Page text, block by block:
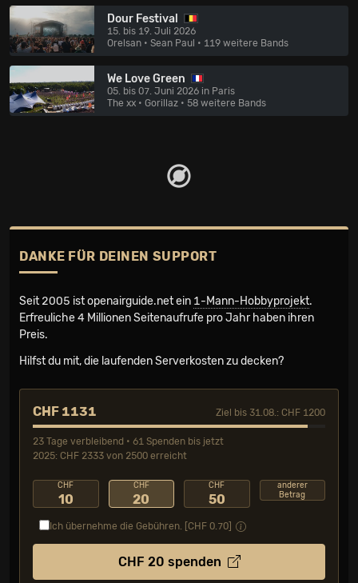
Dour Festival
15. bis 19. Juli 2026
Orelsan • Sean Paul • 119 weitere Bands
We Love Green
05. bis 07. Juni 2026 in Paris
The xx • Gorillaz • 58 weitere Bands
DANKE FÜR DEINEN SUPPORT
Seit 2005 ist openairguide.net ein 1-Mann-Hobbyprojekt.
Erfreuliche 4 Millionen Seiten­aufrufe pro Jahr haben ihren
Preis.
Hilfst du mit, die laufenden Serverkosten zu decken?
CHF 1131 Ziel bis 31.08.: CHF 1200
23 Tage verbleibend • 61 Spenden bis jetzt
2025: CHF 2333 von 2500 erreicht
CHF
10
CHF
20
CHF
50
anderer
Betrag
Ich übernehme die Gebühren. [CHF 0.70]
CHF 20 spenden